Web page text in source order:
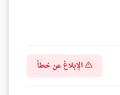
الإبلاغ عن خطأ